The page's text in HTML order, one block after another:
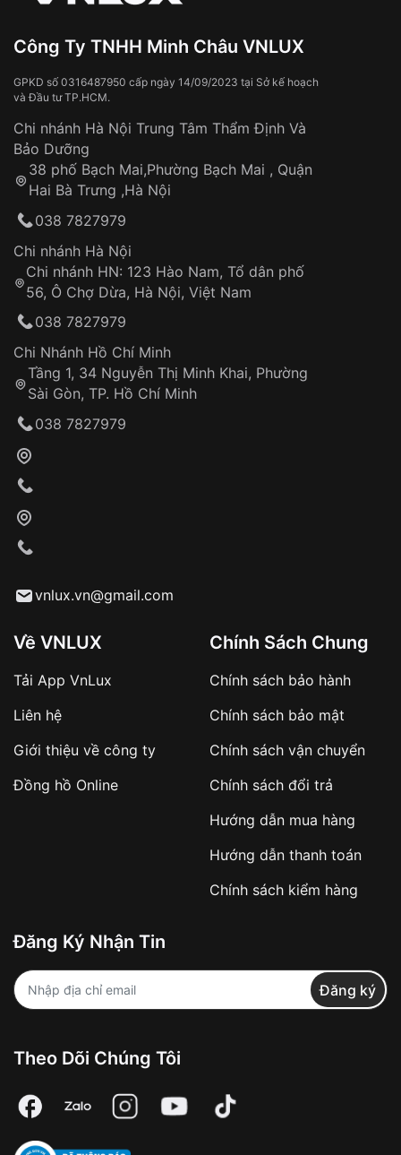
Công Ty TNHH Minh Châu VNLUX
GPKD số 0316487950 cấp ngày 14/09/2023 tại Sở kế hoạch
và Đầu tư TP.HCM.
Chi nhánh Hà Nội Trung Tâm Thẩm Định Và
Bảo Dưỡng
38 phố Bạch Mai,Phường Bạch Mai , Quận
Hai Bà Trưng ,Hà Nội
038 7827979
Chi nhánh Hà Nội
Chi nhánh HN: 123 Hào Nam, Tổ dân phố
56, Ô Chợ Dừa, Hà Nội, Việt Nam
038 7827979
Chi Nhánh Hồ Chí Minh
Tầng 1, 34 Nguyễn Thị Minh Khai, Phường
Sài Gòn, TP. Hồ Chí Minh
038 7827979
vnlux.vn@gmail.com
Về VNLUX
Tải App VnLux
Liên hệ
Giới thiệu về công ty
Đồng hồ Online
Chính Sách Chung
Chính sách bảo hành
Chính sách bảo mật
Chính sách vận chuyển
Chính sách đổi trả
Hướng dẫn mua hàng
Hướng dẫn thanh toán
Chính sách kiểm hàng
Đăng Ký Nhận Tin
Đăng ký
Theo Dõi Chúng Tôi